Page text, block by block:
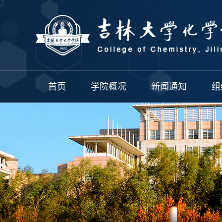
首页 学院概况 新闻通知